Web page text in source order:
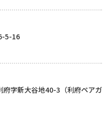
5-16
字新大谷地40-3（利府ペアガ